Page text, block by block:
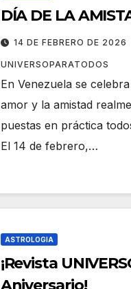
DÍA DE LA
14 DE FEBRERO DE 2026
UNIVERSOPARATODOS
En Venezuela se
amor y la amistad
puestas en práctica
El 14 de febrero,…
ASTROLOGIA
¡Revista
Aniversario!